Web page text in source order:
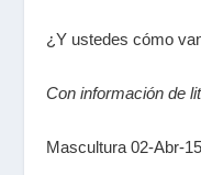
¿Y ustedes cómo
Con información de
Mascultura 02-Abr-15